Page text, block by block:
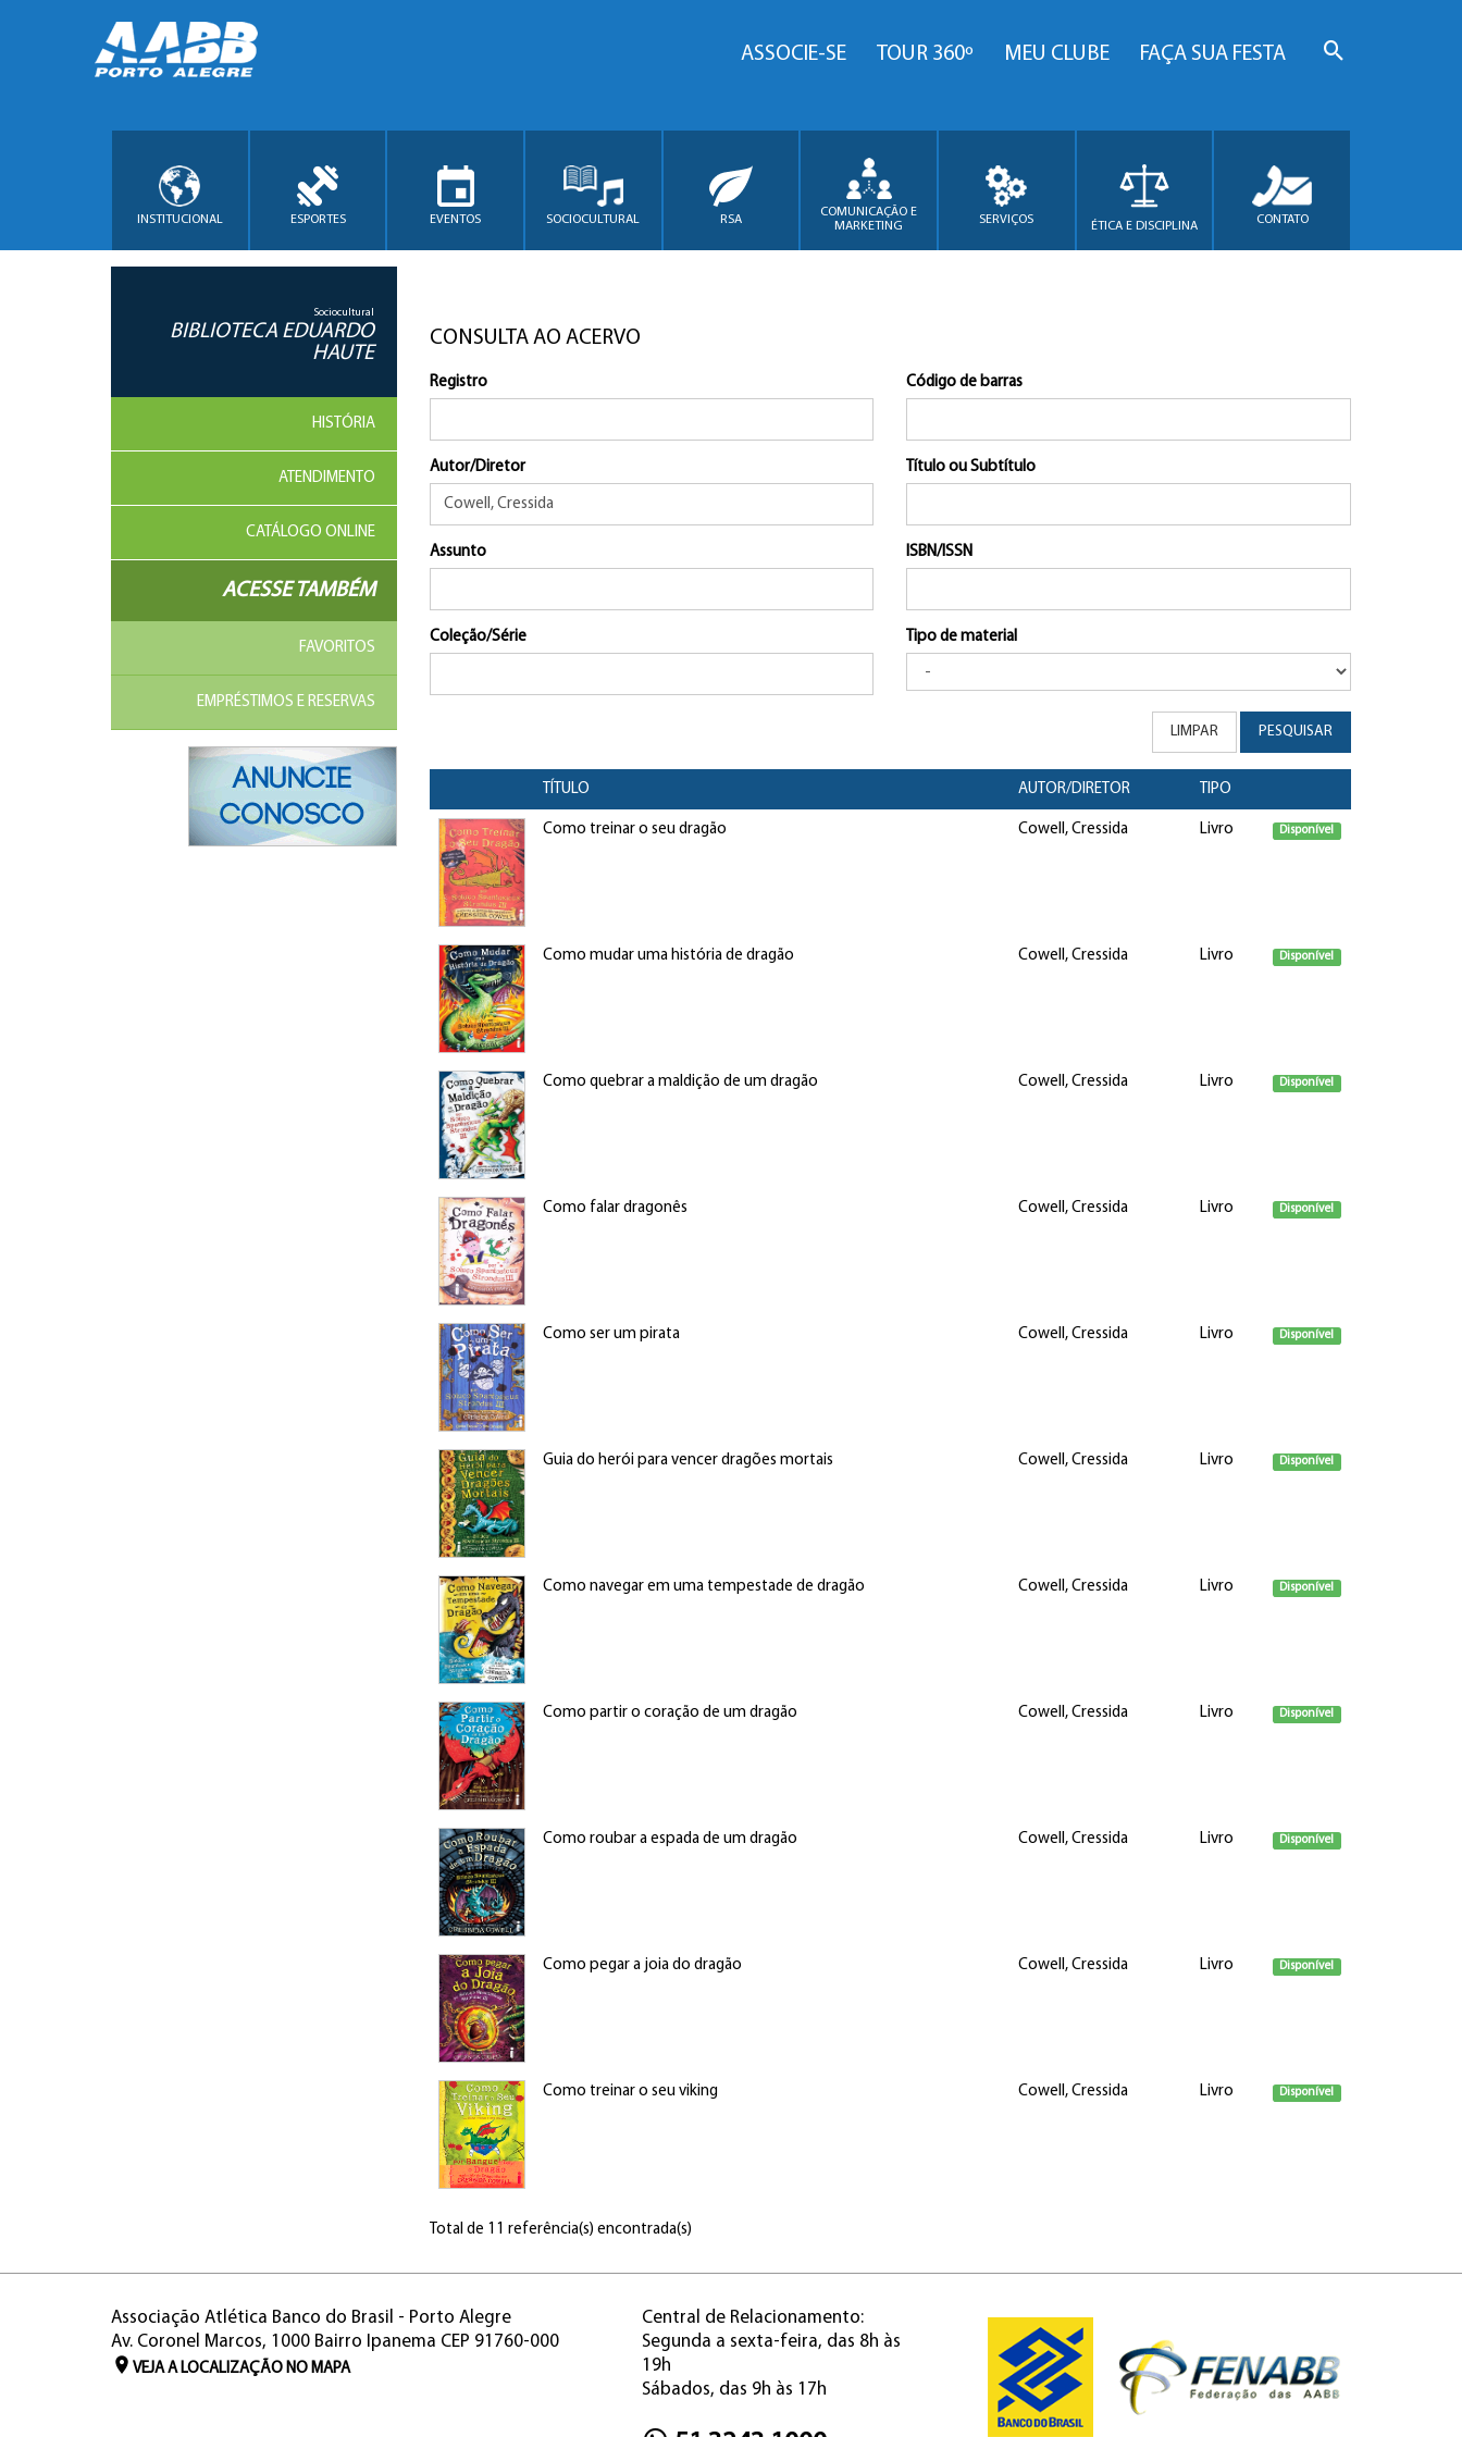
ASSOCIE-SE TOUR 360º MEU CLUBE FAÇA SUA FESTA
INSTITUCIONAL ESPORTES EVENTOS SOCIOCULTURAL RSA
COMUNICAÇÃO E
MARKETING
SERVIÇOS ÉTICA E DISCIPLINA CONTATO
Sociocultural
BIBLIOTECA EDUARDO
HAUTE
HISTÓRIA
ATENDIMENTO
CATÁLOGO ONLINE
ACESSE TAMBÉM
FAVORITOS
EMPRÉSTIMOS E RESERVAS
CONSULTA AO ACERVO
Registro Código de barras
Autor/Diretor Título ou Subtítulo
Assunto ISBN/ISSN
Coleção/Série Tipo de material
LIMPAR PESQUISAR
TÍTULO AUTOR/DIRETOR TIPO
Como treinar o seu dragão Cowell, Cressida Livro Disponível
Como mudar uma história de dragão Cowell, Cressida Livro Disponível
Como quebrar a maldição de um dragão Cowell, Cressida Livro Disponível
Como falar dragonês Cowell, Cressida Livro Disponível
Como ser um pirata Cowell, Cressida Livro Disponível
Guia do herói para vencer dragões mortais Cowell, Cressida Livro Disponível
Como navegar em uma tempestade de dragão Cowell, Cressida Livro Disponível
Como partir o coração de um dragão Cowell, Cressida Livro Disponível
Como roubar a espada de um dragão Cowell, Cressida Livro Disponível
Como pegar a joia do dragão Cowell, Cressida Livro Disponível
Como treinar o seu viking Cowell, Cressida Livro Disponível
Total de 11 referência(s) encontrada(s)
Associação Atlética Banco do Brasil - Porto Alegre
Av. Coronel Marcos, 1000 Bairro Ipanema CEP 91760-000
VEJA A LOCALIZAÇÃO NO MAPA
Central de Relacionamento:
Segunda a sexta-feira, das 8h às
19h
Sábados, das 9h às 17h